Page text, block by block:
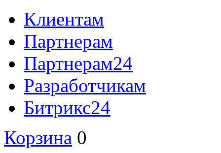
Клиентам
Партнерам
Партнерам24
Разработчикам
Битрикс24
Корзина 0